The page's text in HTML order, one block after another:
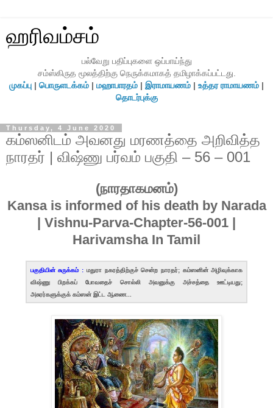
ஹரிவம்சம்
பல்வேறு பதிப்புகளை ஒப்பாய்ந்து
சம்ஸ்கிருத மூலத்திற்கு நெருக்கமாகத் தமிழாக்கப்பட்டது.
முகப்பு | பொருளடக்கம் | மஹாபாரதம் | இராமாயணம் | உத்தர ராமாயணம் |
தொடர்புக்கு
Thursday, 4 June 2020
கம்ஸனிடம் அவனது மரணத்தை அறிவித்த
நாரதர் | விஷ்ணு பர்வம் பகுதி – 56 – 001
(நாரதாகமனம்)
Kansa is informed of his death by Narada
| Vishnu-Parva-Chapter-56-001 |
Harivamsha In Tamil
பகுதியின் சுருக்கம் : மதுரா நகரத்திற்குச் சென்ற நாரதர்; கம்ஸனின் அழிவுக்காக
விஷ்ணு பிறக்கப் போவதைச் சொல்லி அவனுக்கு அச்சத்தை ஊட்டியது;
அசுரர்களுக்குக் கம்ஸன் இட்ட ஆணை...